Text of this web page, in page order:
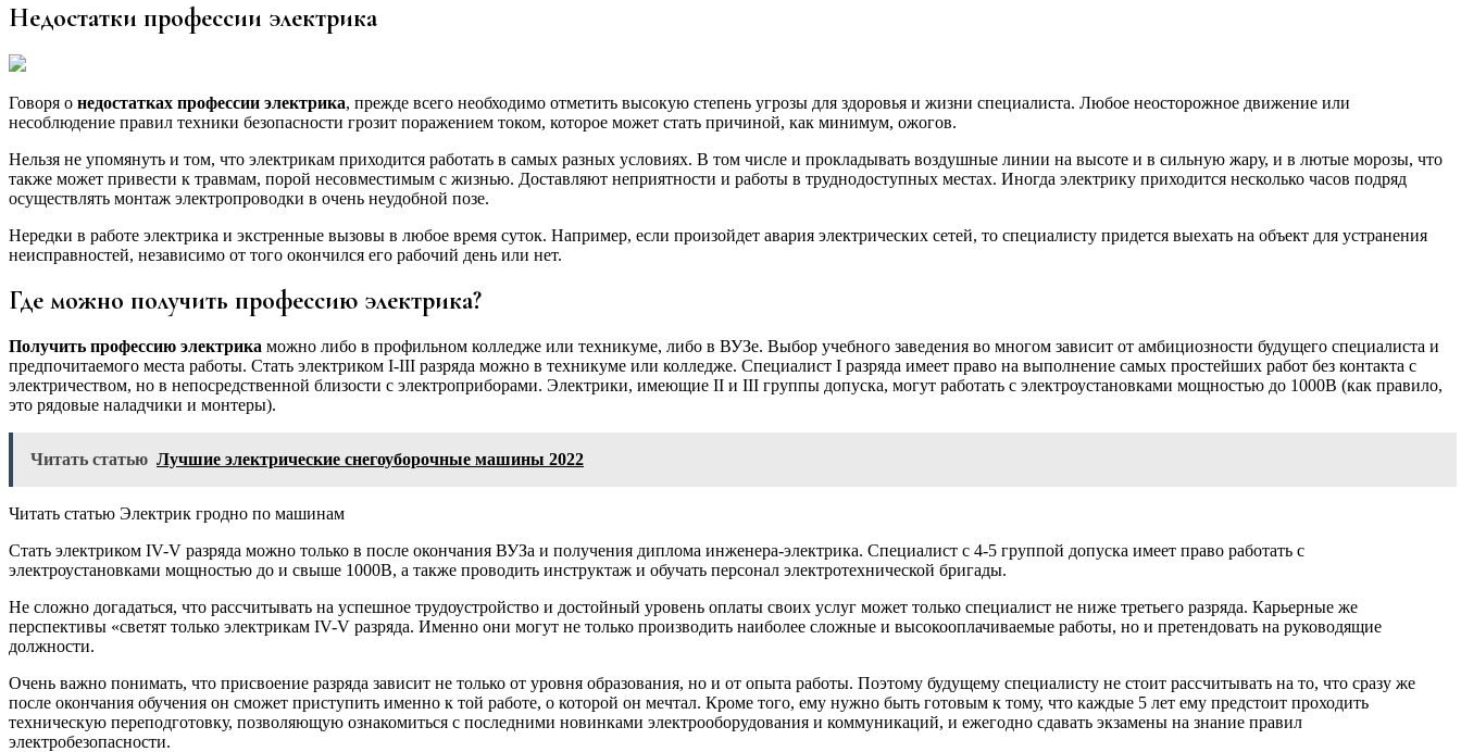
Недостатки профессии электрика
Говоря о недостатках профессии электрика, прежде всего необходимо отметить высокую степень угрозы для здоровья и жизни специалиста. Любое неосторожное движение или
несоблюдение правил техники безопасности грозит поражением током, которое может стать причиной, как минимум, ожогов.
Нельзя не упомянуть и том, что электрикам приходится работать в самых разных условиях. В том числе и прокладывать воздушные линии на высоте и в сильную жару, и в лютые морозы, что
также может привести к травмам, порой несовместимым с жизнью. Доставляют неприятности и работы в труднодоступных местах. Иногда электрику приходится несколько часов подряд
осуществлять монтаж электропроводки в очень неудобной позе.
Нередки в работе электрика и экстренные вызовы в любое время суток. Например, если произойдет авария электрических сетей, то специалисту придется выехать на объект для устранения
неисправностей, независимо от того окончился его рабочий день или нет.
Где можно получить профессию электрика?
Получить профессию электрика можно либо в профильном колледже или техникуме, либо в ВУЗе. Выбор учебного заведения во многом зависит от амбициозности будущего специалиста и
предпочитаемого места работы. Стать электриком I-III разряда можно в техникуме или колледже. Специалист I разряда имеет право на выполнение самых простейших работ без контакта с
электричеством, но в непосредственной близости с электроприборами. Электрики, имеющие II и III группы допуска, могут работать с электроустановками мощностью до 1000В (как правило,
это рядовые наладчики и монтеры).
Читать статью Лучшие электрические снегоуборочные машины 2022
Читать статью Электрик гродно по машинам
Стать электриком IV-V разряда можно только в после окончания ВУЗа и получения диплома инженера-электрика. Специалист с 4-5 группой допуска имеет право работать с
электроустановками мощностью до и свыше 1000В, а также проводить инструктаж и обучать персонал электротехнической бригады.
Не сложно догадаться, что рассчитывать на успешное трудоустройство и достойный уровень оплаты своих услуг может только специалист не ниже третьего разряда. Карьерные же
перспективы «светят только электрикам IV-V разряда. Именно они могут не только производить наиболее сложные и высокооплачиваемые работы, но и претендовать на руководящие
должности.
Очень важно понимать, что присвоение разряда зависит не только от уровня образования, но и от опыта работы. Поэтому будущему специалисту не стоит рассчитывать на то, что сразу же
после окончания обучения он сможет приступить именно к той работе, о которой он мечтал. Кроме того, ему нужно быть готовым к тому, что каждые 5 лет ему предстоит проходить
техническую переподготовку, позволяющую ознакомиться с последними новинками электрооборудования и коммуникаций, и ежегодно сдавать экзамены на знание правил
электробезопасности.